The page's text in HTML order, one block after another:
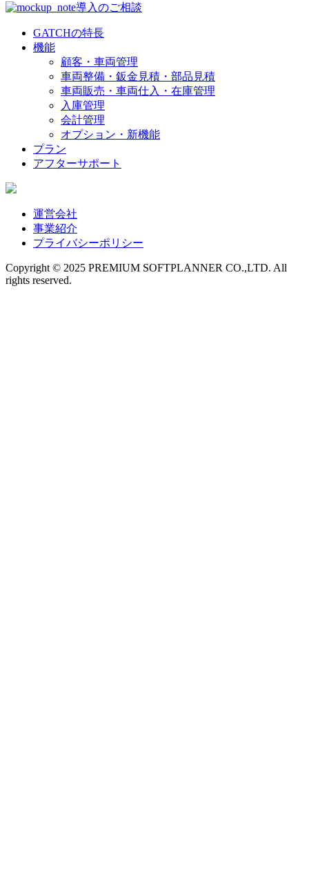
導入のご相談
GATCHの特長
機能
顧客・車両管理
車両整備・鈑金見積・部品見積
車両販売・車両仕入・在庫管理
入庫管理
会計管理
オプション・新機能
プラン
アフターサポート
運営会社
事業紹介
プライバシーポリシー
Copyright © 2025 PREMIUM SOFTPLANNER CO.,LTD. All
rights reserved.